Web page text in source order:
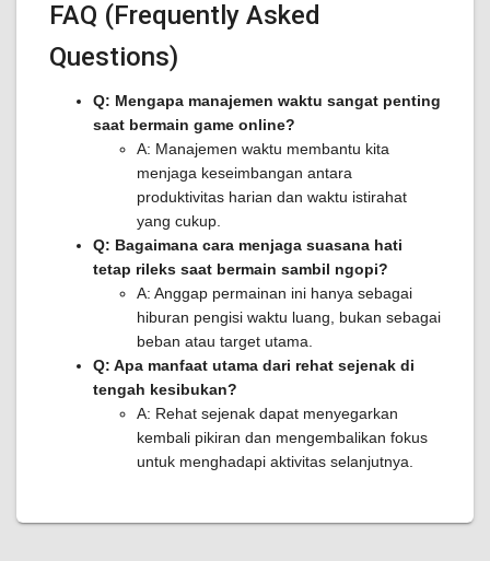
FAQ (Frequently Asked
Questions)
Q: Mengapa manajemen waktu sangat penting
saat bermain game online?
A: Manajemen waktu membantu kita
menjaga keseimbangan antara
produktivitas harian dan waktu istirahat
yang cukup.
Q: Bagaimana cara menjaga suasana hati
tetap rileks saat bermain sambil ngopi?
A: Anggap permainan ini hanya sebagai
hiburan pengisi waktu luang, bukan sebagai
beban atau target utama.
Q: Apa manfaat utama dari rehat sejenak di
tengah kesibukan?
A: Rehat sejenak dapat menyegarkan
kembali pikiran dan mengembalikan fokus
untuk menghadapi aktivitas selanjutnya.